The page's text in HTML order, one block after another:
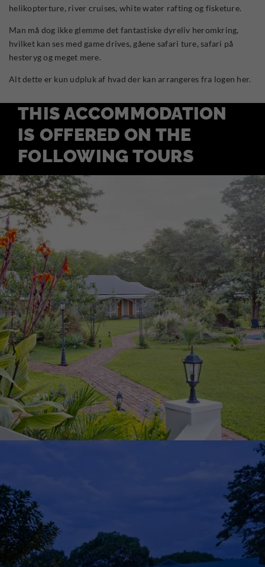
helikopterture, river cruises, white water rafting og fisketure.
Man må dog ikke glemme det fantastiske dyreliv heromkring,
hvilket kan ses med game drives, gåene safari ture, safari på
hesteryg og meget mere.
Alt dette er kun udpluk af hvad der kan arrangeres fra logen her.
THIS ACCOMMODATION
IS OFFERED ON THE
FOLLOWING TOURS